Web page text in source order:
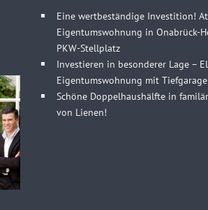
Eine wertbeständige Investition!
Eigentumswohnung in Onabrück-
PKW-Stellplatz
Investieren in besonderer Lage –
Eigentumswohnung mit
Schöne Doppelhaushälfte in
von Lienen!